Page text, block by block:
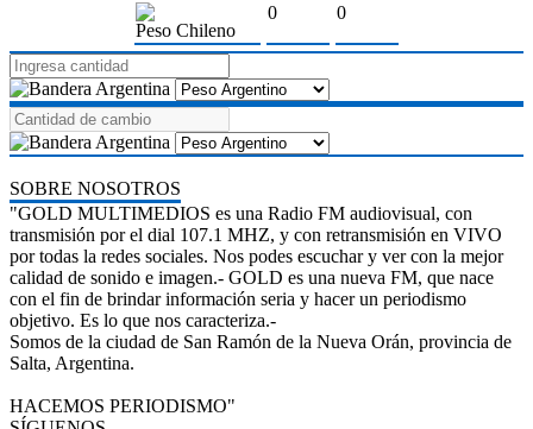
Peso Chileno
0 0
SOBRE NOSOTROS
"GOLD MULTIMEDIOS es una Radio FM audiovisual, con
transmisión por el dial 107.1 MHZ, y con retransmisión en VIVO
por todas la redes sociales. Nos podes escuchar y ver con la mejor
calidad de sonido e imagen.- GOLD es una nueva FM, que nace
con el fin de brindar información seria y hacer un periodismo
objetivo. Es lo que nos caracteriza.-
Somos de la ciudad de San Ramón de la Nueva Orán, provincia de
Salta, Argentina.
HACEMOS PERIODISMO"